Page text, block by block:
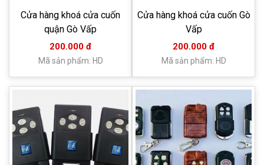
Cửa hàng khoá cửa cuốn
quận Gò Vấp
200.000 đ
Mã sản phẩm: HD
Cửa hàng khoá cửa cuốn Gò
Vấp
200.000 đ
Mã sản phẩm: HD